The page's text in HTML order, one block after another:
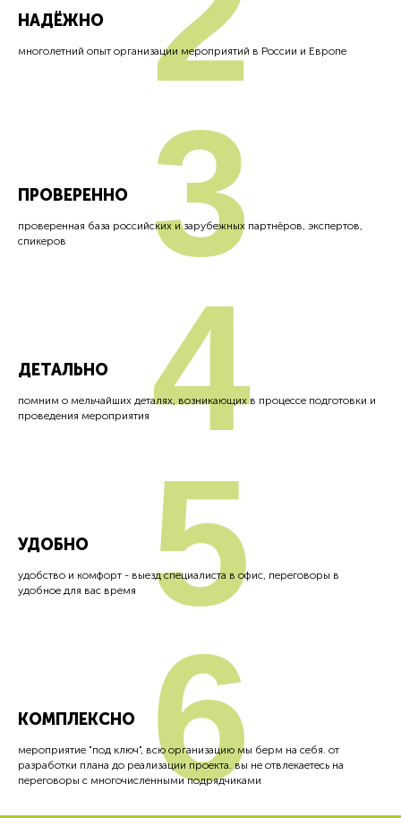
НАДЁЖНО
многолетний опыт организации мероприятий в России и Европе
ПРОВЕРЕННО
проверенная база российских и зарубежных партнёров, экспертов,
спикеров
3
ДЕТАЛЬНО
помним о мельчайших деталях, возникающих в процессе подготовки и
проведения мероприятия4
УДОБНО
удобство и комфорт - выезд специалиста в офис, переговоры в
удобное для вас время
5
КОМПЛЕКСНО
мероприятие "под ключ", всю организацию мы берм на себя. от
разработки плана до реализации проекта. вы не отвлекаетесь на
переговоры с многочисленными подрядчиками
6